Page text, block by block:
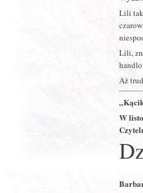
Lili tak
Lili,
Aż
W